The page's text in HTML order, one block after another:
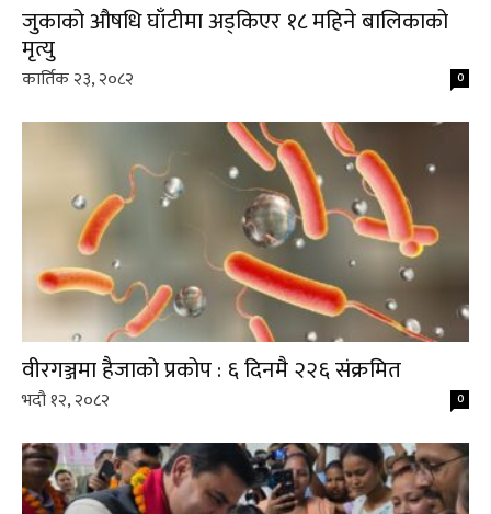
जुकाको औषधि घाँटीमा अड्किएर १८ महिने बालिकाको
मृत्यु
कार्तिक २३, २०८२ 0
वीरगञ्जमा हैजाको प्रकोप : ६ दिनमै २२६ संक्रमित
भदौ १२, २०८२ 0